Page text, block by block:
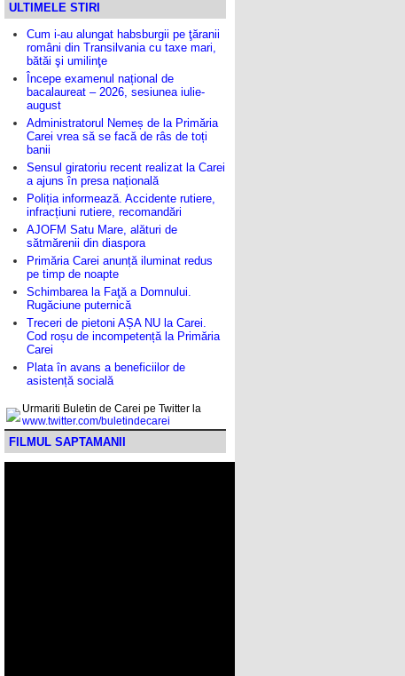
ULTIMELE STIRI
Cum i-au alungat habsburgii pe ţăranii
români din Transilvania cu taxe mari,
bătăi şi umilinţe
Începe examenul național de
bacalaureat – 2026, sesiunea iulie-
august
Administratorul Nemeș de la Primăria
Carei vrea să se facă de râs de toți
banii
Sensul giratoriu recent realizat la Carei
a ajuns în presa națională
Poliția informează. Accidente rutiere,
infracțiuni rutiere, recomandări
AJOFM Satu Mare, alături de
sătmărenii din diaspora
Primăria Carei anunță iluminat redus
pe timp de noapte
Schimbarea la Faţă a Domnului.
Rugăciune puternică
Treceri de pietoni AȘA NU la Carei.
Cod roșu de incompetență la Primăria
Carei
Plata în avans a beneficiilor de
asistență socială
Urmariti Buletin de Carei pe Twitter la
www.twitter.com/buletindecarei
FILMUL SAPTAMANII